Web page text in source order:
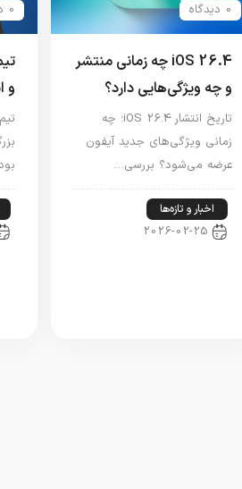
0 دیدگاه
iOS 26.4 چه زمانی منتشر
و چه ویژگی‌هایی دارد؟
تاریخ انتشار iOS 26.4؛ چه
زمانی ویژگی‌های جدید آیفون
عرضه می‌شود؟ بررسی…
اخبار و تازه‌ها
2026-02-25
0 دیدگاه
و